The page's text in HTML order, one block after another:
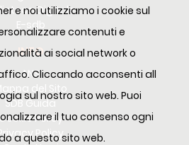
e noi utilizziamo i cookie sul
contenuti e
ai social network o
Cliccando acconsenti all
sul nostro sito web. Puoi
il tuo consenso ogni
a questo sito web.
Digitale
E-sdb
INFO
ANS
del Sito
SDB Guida
Policy
Policy